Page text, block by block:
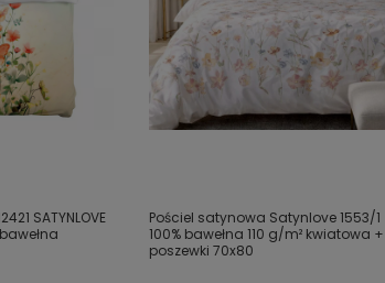
SATYNLOVE
Pościel satynowa Satynlove 1553/1
100% bawełna 110 g/m² kwiatowa +
poszewki 70x80